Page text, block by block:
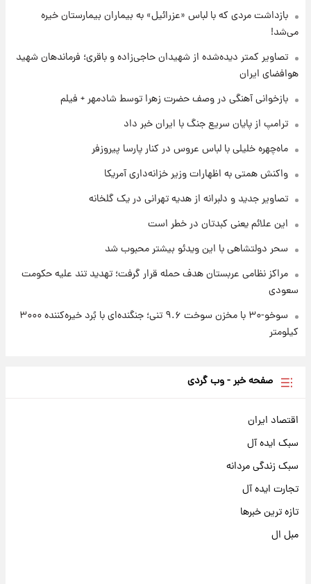
۱ روز پیش
قیمت‌ها تغییر کرد
+جدول
بازداشت مردی که با لباس «عزرائیل» به بیماران بیمارستان خیره
می‌شد!
تصاویر کمتر دیده‌شده از شهیدان حاجی‌زاده و باقری؛ فرماندهان شهید
هوافضای ایران
بازخوانی آهنگی در وصف حضرت زهرا توسط شادمهر + فیلم
ترامپ از پایان سریع جنگ با ایران خبر داد
ماه‌چهره خلیلی با لباس عروس در کنار پارسا پیروزفر
واکنش همتی به اظهارات وزیر خزانه‌داری آمریکا
تصاویر جدید و دلبرانه از هدیه تهرانی در یک گلخانه
این علائم یعنی کبدتان در خطر است
سحر دولتشاهی با این ویدئو بیشتر محبوب شد
مراکز نظامی عربستان هدف حمله قرار گرفت؛ تهدید تند علیه حکومت
سعودی
سوخو-۳۰ با مخزن سوخت ۹.۶ تنی؛ جنگنده‌ای با بُرد خیره‌کننده ۳۰۰۰
کیلومتر
صفحه خبر - وب گردی
اقتصاد ایران
سبک ایده آل
سبک زندگی مردانه
تجارت ایده آل
تازه ترین خبرها
مبل ال